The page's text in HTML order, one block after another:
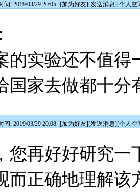
间: 2019/03/29 20:05 [加为好友][发送消息][个人空
的实验还不值得
国家去做都十分
间: 2019/03/29 20:08 [加为好友][发送消息][个人空
您再好好研究一
而正确地理解该